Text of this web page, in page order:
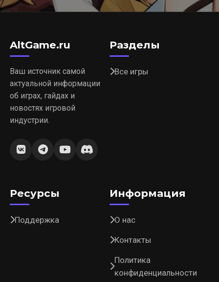
AltGame.ru
Ваш источник самой
актуальной информации
об играх, гайдах и
новостях игровой
индустрии.
Разделы
Все игры
Ресурсы
Поддержка
Информация
О нас
Контакты
Политика
конфиденциальности